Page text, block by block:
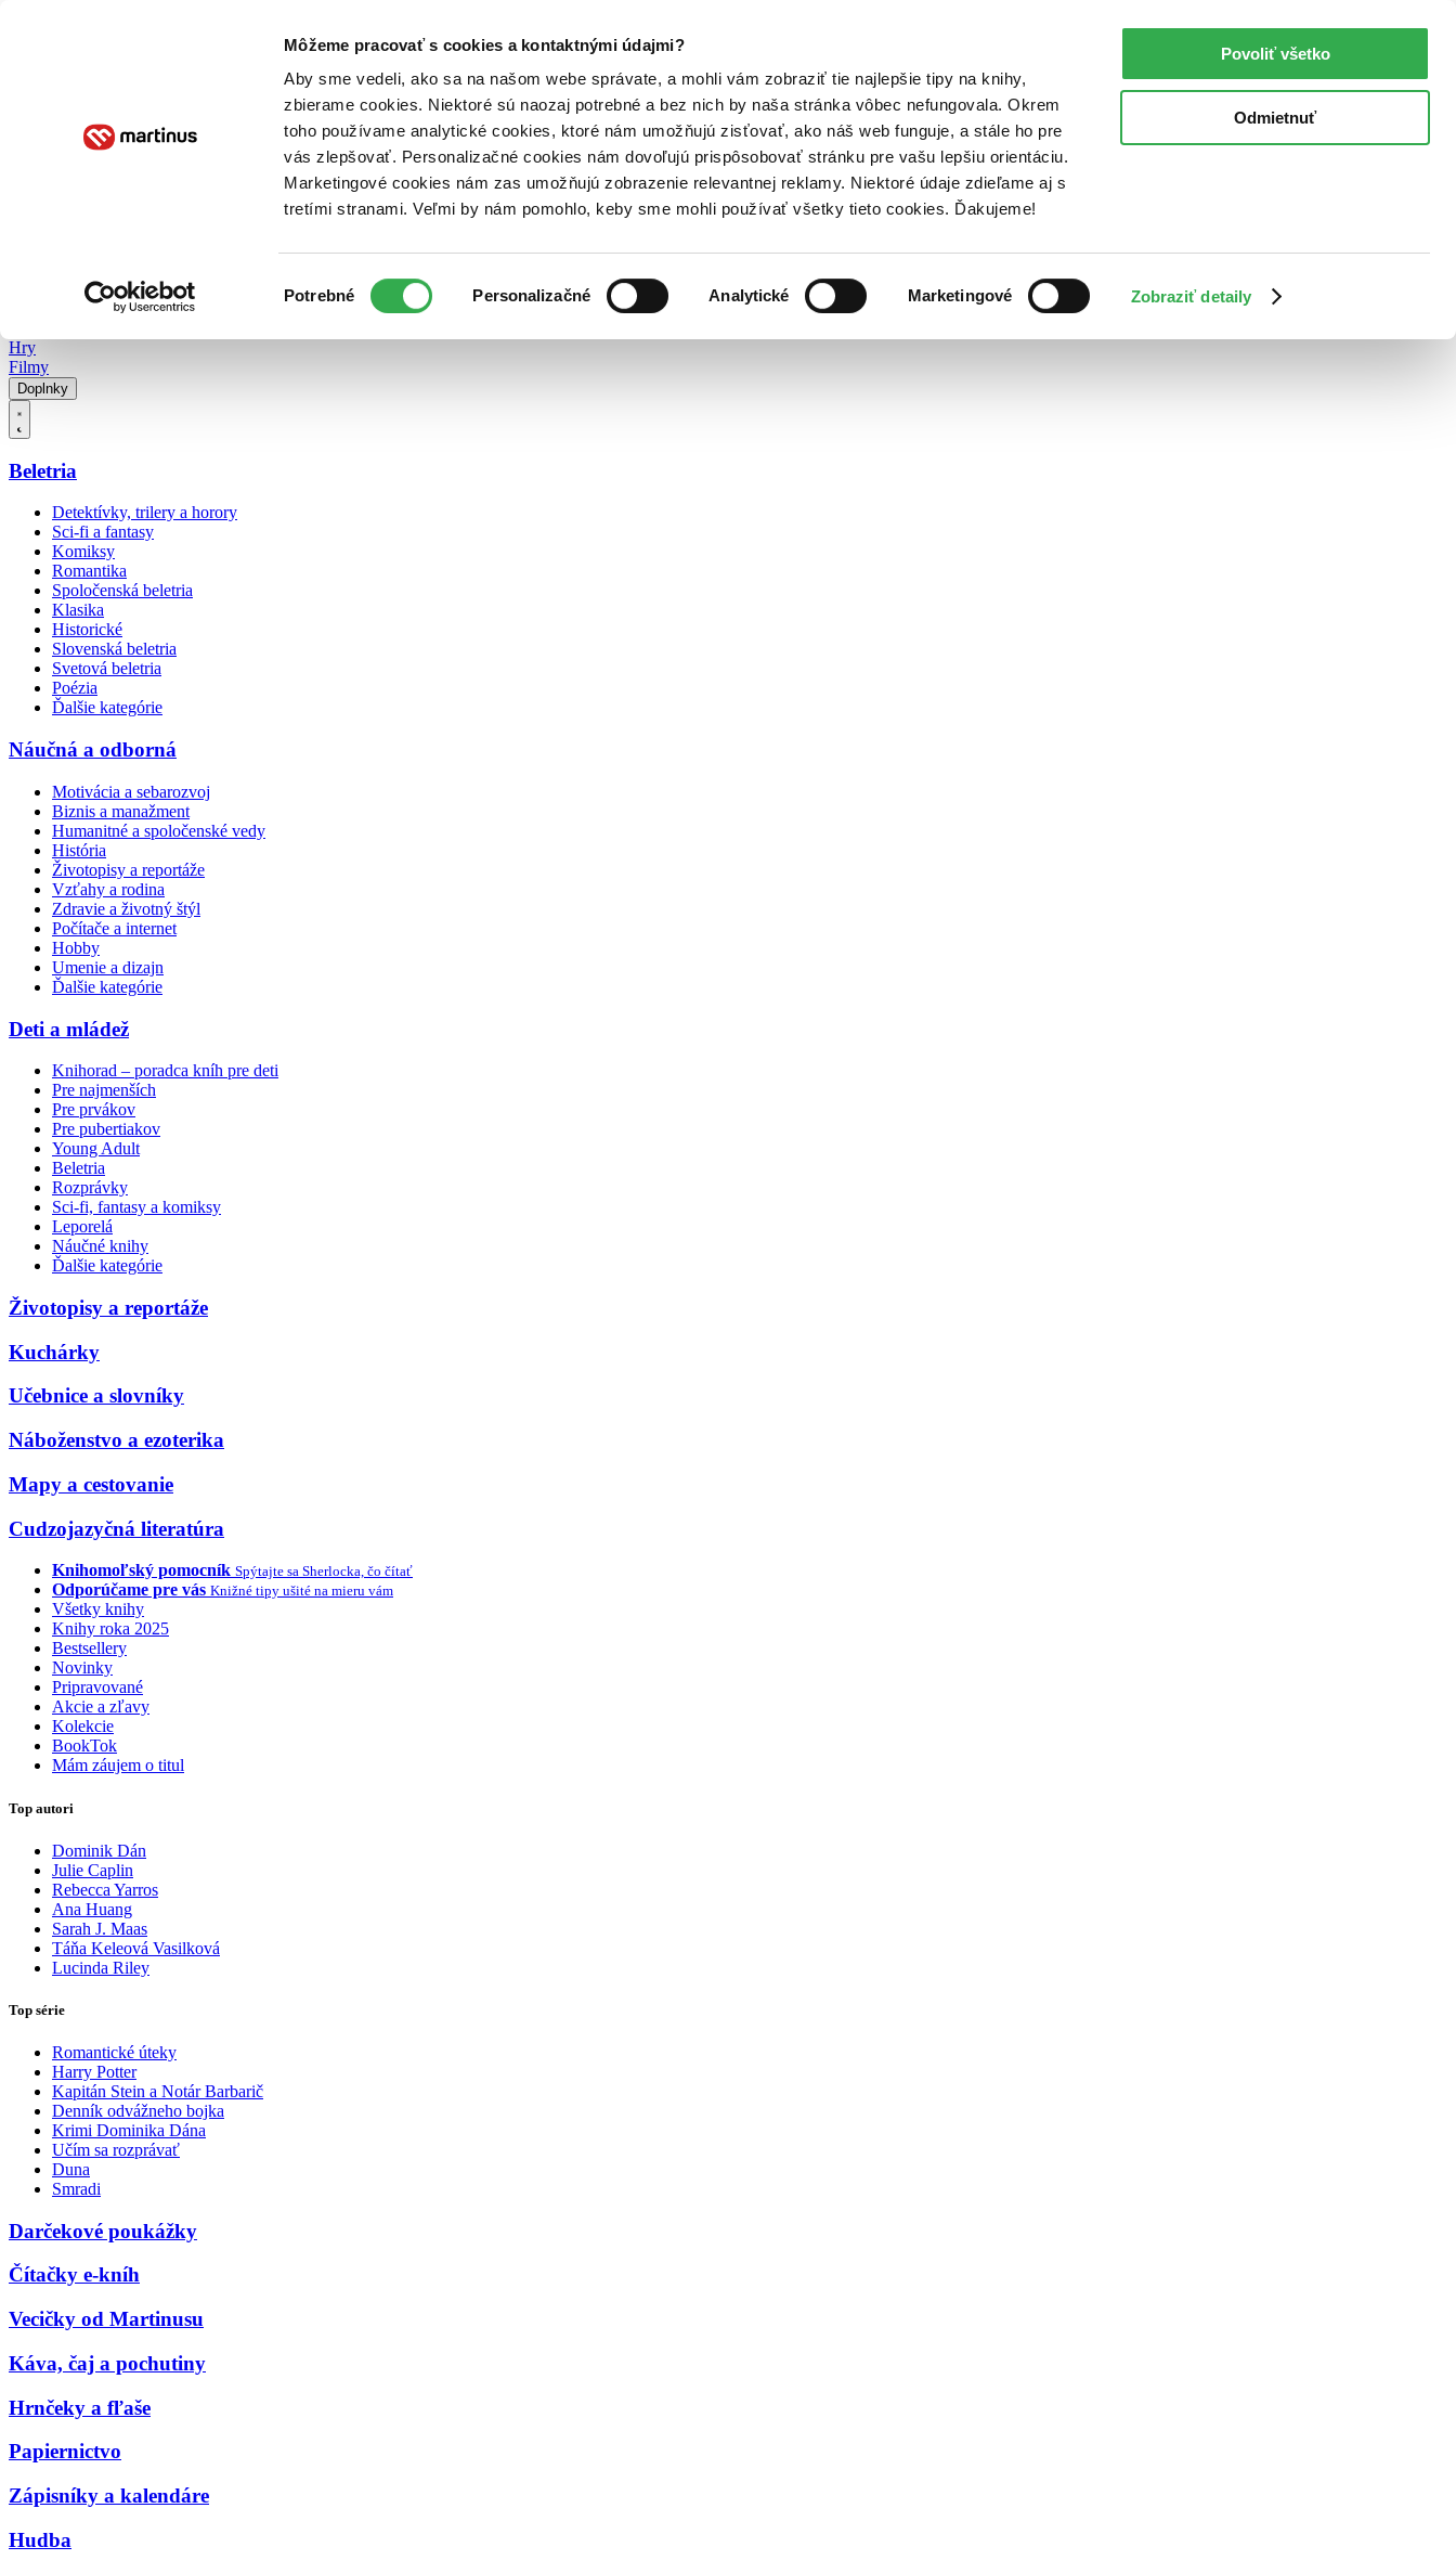
Môžeme pracovať s cookies a kontaktnými údajmi?
Aby sme vedeli, ako sa na našom webe správate, a mohli vám zobraziť tie najlepšie tipy na knihy,
zbierame cookies. Niektoré sú naozaj potrebné a bez nich by naša stránka vôbec nefungovala. Okrem
toho používame analytické cookies, ktoré nám umožňujú zisťovať, ako náš web funguje, a stále ho pre
vás zlepšovať. Personalizačné cookies nám dovoľujú prispôsobovať stránku pre vašu lepšiu orientáciu.
Marketingové cookies nám zas umožňujú zobrazenie relevantnej reklamy. Niektoré údaje zdieľame aj s
tretími stranami. Veľmi by nám pomohlo, keby sme mohli používať všetky tieto cookies. Ďakujeme!
súhlasu
Potrebné Personalizačné Analytické Marketingové Zobraziť detaily
Povoliť všetko
Odmietnuť
Poukážky Kontakt
Hry
Filmy
Doplnky
Beletria
Detektívky, trilery a horory
Sci-fi a fantasy
Komiksy
Romantika
Spoločenská beletria
Klasika
Historické
Slovenská beletria
Svetová beletria
Poézia
Ďalšie kategórie
Náučná a odborná
Motivácia a sebarozvoj
Biznis a manažment
Humanitné a spoločenské vedy
História
Životopisy a reportáže
Vzťahy a rodina
Zdravie a životný štýl
Počítače a internet
Hobby
Umenie a dizajn
Ďalšie kategórie
Deti a mládež
Knihorad – poradca kníh pre deti
Pre najmenších
Pre prvákov
Pre pubertiakov
Young Adult
Beletria
Rozprávky
Sci-fi, fantasy a komiksy
Leporelá
Náučné knihy
Ďalšie kategórie
Životopisy a reportáže
Kuchárky
Učebnice a slovníky
Náboženstvo a ezoterika
Mapy a cestovanie
Cudzojazyčná literatúra
Knihomoľský pomocník Spýtajte sa Sherlocka, čo čítať
Odporúčame pre vás Knižné tipy ušité na mieru vám
Všetky knihy
Knihy roka 2025
Bestsellery
Novinky
Pripravované
Akcie a zľavy
Kolekcie
BookTok
Mám záujem o titul
Top autori
Dominik Dán
Julie Caplin
Rebecca Yarros
Ana Huang
Sarah J. Maas
Táňa Keleová Vasilková
Lucinda Riley
Top série
Romantické úteky
Harry Potter
Kapitán Stein a Notár Barbarič
Denník odvážneho bojka
Krimi Dominika Dána
Učím sa rozprávať
Duna
Smradi
Darčekové poukážky
Čítačky e-kníh
Vecičky od Martinusu
Káva, čaj a pochutiny
Hrnčeky a fľaše
Papiernictvo
Zápisníky a kalendáre
Hudba